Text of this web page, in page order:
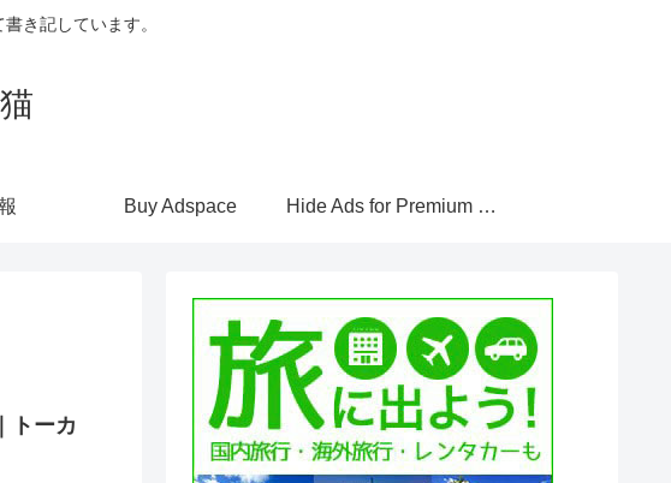
き記しています。
Buy Adspace Hide Ads for Premium Members
トーカ